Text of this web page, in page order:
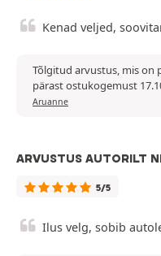
Kenad veljed,
Tõlgitud arvustus, mis on
pärast ostukogemust
Aruanne
ARVUSTUS AUTORILT
5/5
Ilus velg, sobib